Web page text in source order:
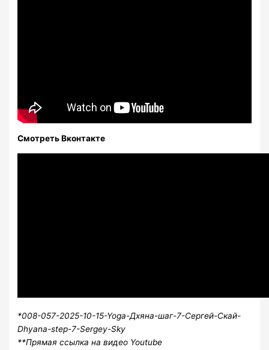
Смотреть Вконтакте
*008-057-2025-10-15-Yoga-Дхяна-шаг-7-Сергей-Скай-
Dhyana-step-7-Sergey-Sky
**Прямая ссылка на видео Youtube